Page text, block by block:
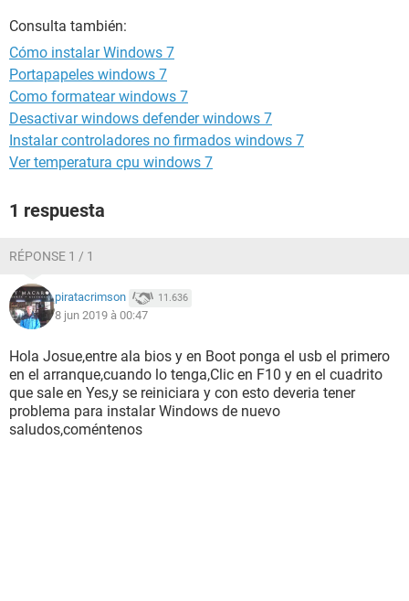
Consulta también:
Cómo instalar Windows 7
Portapapeles windows 7
Como formatear windows 7
Desactivar windows defender windows 7
Instalar controladores no firmados windows 7
Ver temperatura cpu windows 7
1 respuesta
RÉPONSE 1 / 1
piratacrimson 11.636
8 jun 2019 à 00:47
Hola Josue,entre ala bios y en Boot ponga el usb el primero
en el arranque,cuando lo tenga,Clic en F10 y en el cuadrito
que sale en Yes,y se reiniciara y con esto deveria tener
problema para instalar Windows de nuevo
saludos,coméntenos